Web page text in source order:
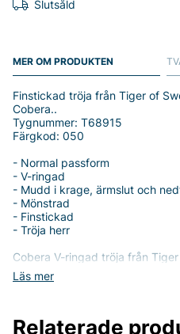
Slutsåld
MER OM PRODUKTEN
Läs mer
Finstickad tröja från Tiger of
Cobera..
Tygnummer: T68915
Färgkod: 050
- Normal passform
- V-ringad
- Mudd i krage, ärmslut och
- Mönstrad
- Finstickad
- Tröja herr
Cobera V-ringad tröja från
100% merinoull som
komfort. Den mönstrade ytan
Normal passform som följer
Relaterade